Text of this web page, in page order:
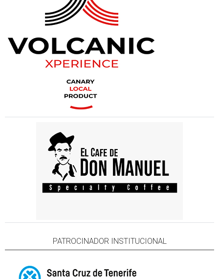
PATROCINADOR INSTITUCIONAL